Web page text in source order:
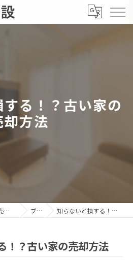
る！？古い家の
却方法
大阪府寝屋川市の不動産売却なら株式会社愛和建設 ブログ 知らないと損する！？古い家の売却方法
！？古い家の売却方法